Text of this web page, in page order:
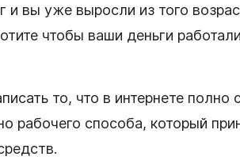
вы уже выросли из того
чтобы ваши деньги
то, что в интернете полно
рабочего способа, который